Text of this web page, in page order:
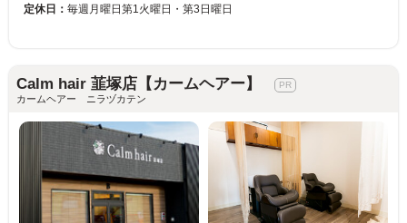
定休日： 毎週月曜日第1火曜日・第3日曜日
Calm hair 韮塚店【カームヘアー】
カームヘアー ニラヅカテン